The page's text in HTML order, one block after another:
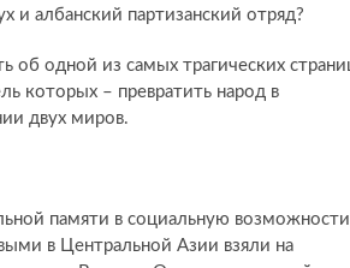
и албанский партизанский отряд?
об одной из самых трагических
которых – превратить народ в
двух миров.
памяти в социальную возможности
в Центральной Азии взяли на